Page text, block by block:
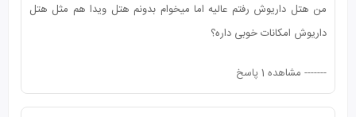
من هتل داریوش رفتم عالیه اما میخوام بدونم هتل ویدا هم مثل هتل
داریوش امکانات خوبی داره؟
------- مشاهده 1 پاسخ